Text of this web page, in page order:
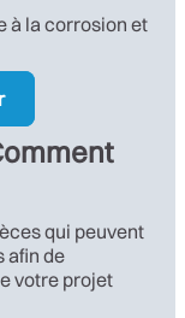
à la corrosion et
qui peuvent
afin de
votre projet